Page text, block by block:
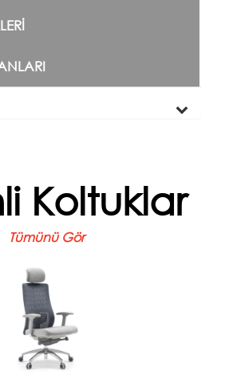
Koltuklar
Tümünü Gör
burkulması sayesinde, her açıdan
ve eşsiz konforu bir arada sunar. İş
yaşamının hızla gelişen ihti...